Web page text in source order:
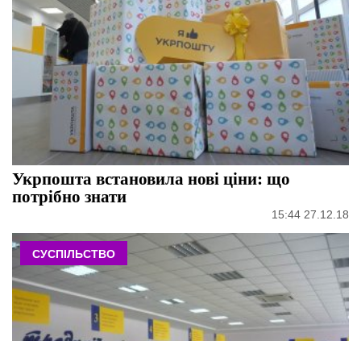
Укрпошта встановила нові ціни: що
потрібно знати
15:44 27.12.18
СУСПІЛЬСТВО